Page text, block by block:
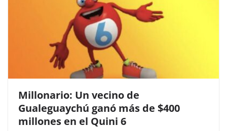
Millonario: Un vecino de
Gualeguaychú ganó más de $400
millones en el Quini 6